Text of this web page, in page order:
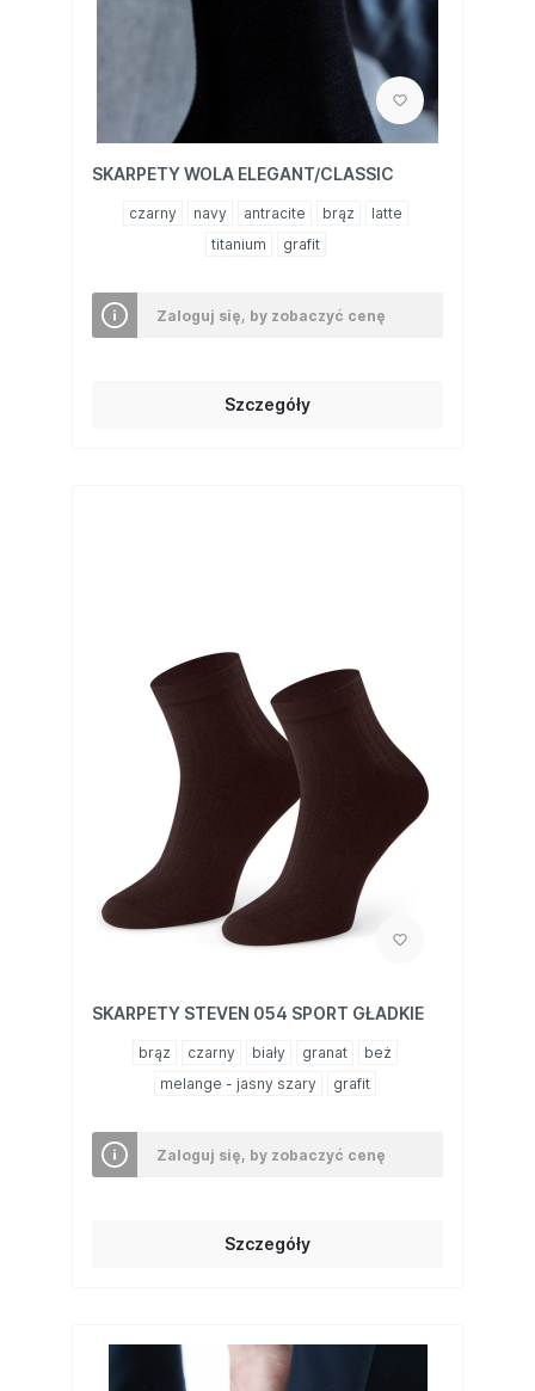
SKARPETY WOLA ELEGANT/CLASSIC
czarny navy antracite brąz
latte
titanium
grafit
Zaloguj się, by zobaczyć cenę
Szczegóły
SKARPETY STEVEN 054 SPORT GŁADKIE
brąz czarny biały granat
beż
melange - jasny szary
grafit
Zaloguj się, by zobaczyć cenę
Szczegóły